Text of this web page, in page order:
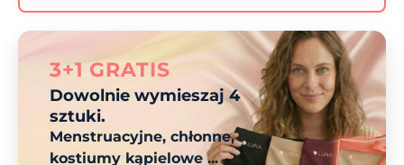
3+1 GRATIS
Dowolnie wymieszaj 4
sztuki.
Menstruacyjne, chłonne,
kostiumy kąpielowe ...